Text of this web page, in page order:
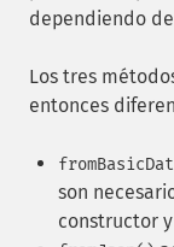
dependiendo
Los tres
entonces
son
constructor